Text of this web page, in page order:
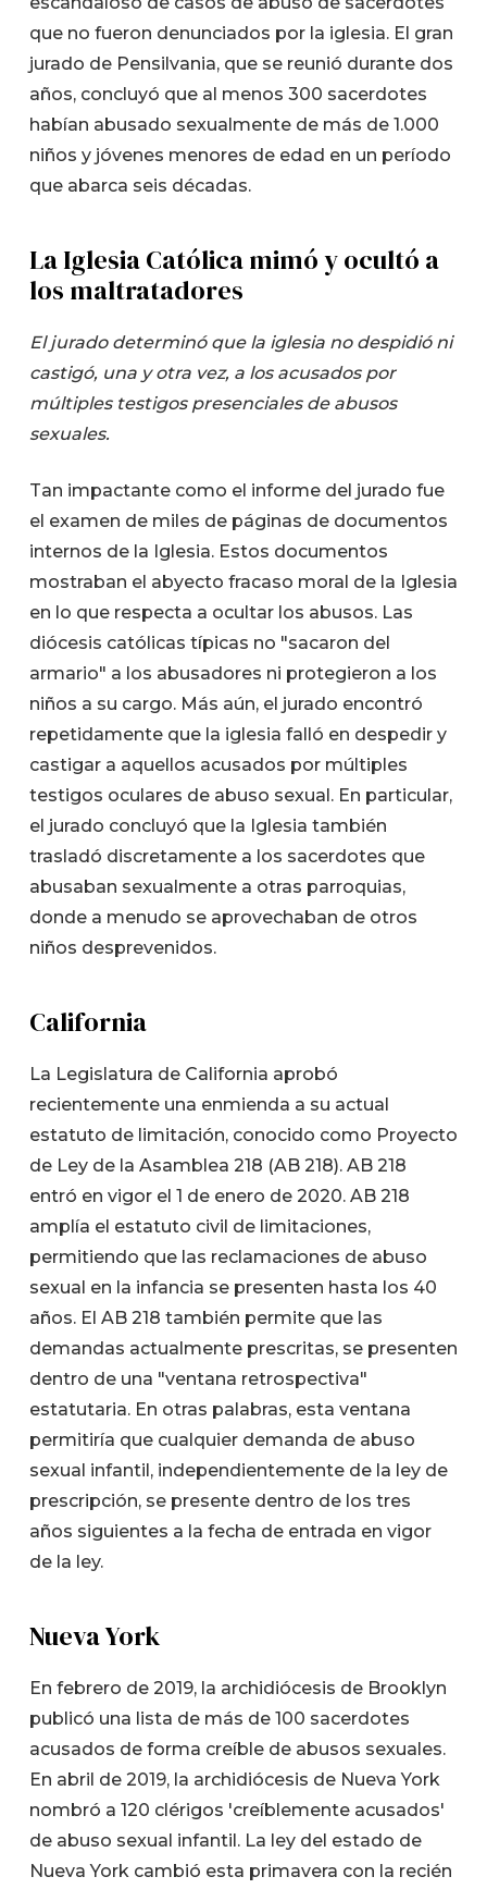
que no fueron denunciados por la iglesia. El gran
jurado de Pensilvania, que se reunió durante dos
años, concluyó que al menos 300 sacerdotes
habían abusado sexualmente de más de 1.000
niños y jóvenes menores de edad en un período
que abarca seis décadas.
La Iglesia Católica mimó y ocultó a
los maltratadores
El jurado determinó que la iglesia no despidió ni
castigó, una y otra vez, a los acusados por
múltiples testigos presenciales de abusos
sexuales.
Tan impactante como el informe del jurado fue
el examen de miles de páginas de documentos
internos de la Iglesia. Estos documentos
mostraban el abyecto fracaso moral de la Iglesia
en lo que respecta a ocultar los abusos. Las
diócesis católicas típicas no "sacaron del
armario" a los abusadores ni protegieron a los
niños a su cargo. Más aún, el jurado encontró
repetidamente que la iglesia falló en despedir y
castigar a aquellos acusados por múltiples
testigos oculares de abuso sexual. En particular,
el jurado concluyó que la Iglesia también
trasladó discretamente a los sacerdotes que
abusaban sexualmente a otras parroquias,
donde a menudo se aprovechaban de otros
niños desprevenidos.
California
La Legislatura de California aprobó
recientemente una enmienda a su actual
estatuto de limitación, conocido como Proyecto
de Ley de la Asamblea 218 (AB 218). AB 218
entró en vigor el 1 de enero de 2020. AB 218
amplía el estatuto civil de limitaciones,
permitiendo que las reclamaciones de abuso
sexual en la infancia se presenten hasta los 40
años. El AB 218 también permite que las
demandas actualmente prescritas, se presenten
dentro de una "ventana retrospectiva"
estatutaria. En otras palabras, esta ventana
permitiría que cualquier demanda de abuso
sexual infantil, independientemente de la ley de
prescripción, se presente dentro de los tres
años siguientes a la fecha de entrada en vigor
de la ley.
Nueva York
En febrero de 2019, la archidiócesis de Brooklyn
publicó una lista de más de 100 sacerdotes
acusados de forma creíble de abusos sexuales.
En abril de 2019, la archidiócesis de Nueva York
nombró a 120 clérigos 'creíblemente acusados'
de abuso sexual infantil. La ley del estado de
Nueva York cambió esta primavera con la recién